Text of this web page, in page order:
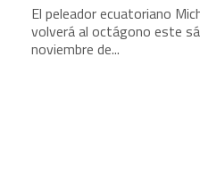
El peleador ecuatoriano
volverá al octágono este
noviembre de...